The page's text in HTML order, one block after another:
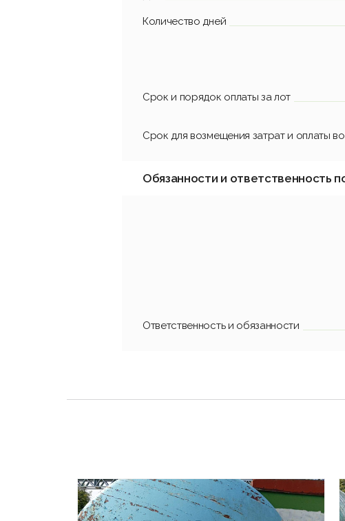
Количество дней
Срок и порядок оплаты за лот
Срок для возмещения затрат и оплаты
Обязанности и ответственность
Ответственность и обязанности